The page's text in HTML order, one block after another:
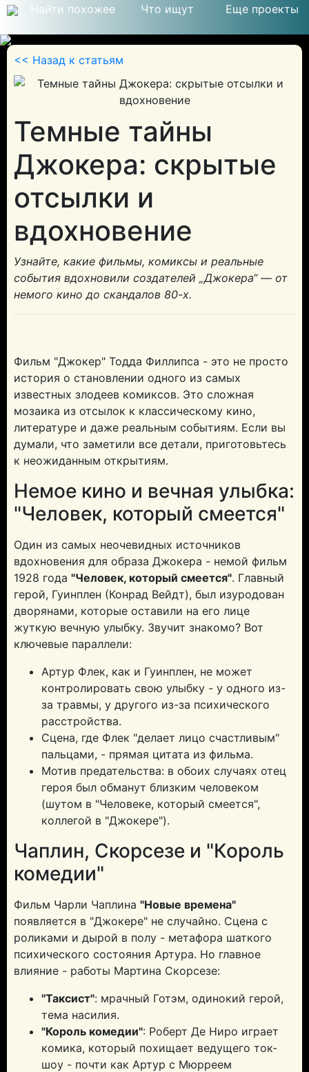
Найти похожее Что ищут Еще проекты
© 2026
<< Назад к статьям
Темные тайны
Джокера: скрытые
отсылки и
вдохновение
Узнайте, какие фильмы, комиксы и реальные
события вдохновили создателей „Джокера“ — от
немого кино до скандалов 80-х.
Фильм "Джокер" Тодда Филлипса - это не просто
история о становлении одного из самых
известных злодеев комиксов. Это сложная
мозаика из отсылок к классическому кино,
литературе и даже реальным событиям. Если вы
думали, что заметили все детали, приготовьтесь
к неожиданным открытиям.
Немое кино и вечная улыбка:
"Человек, который смеется"
Один из самых неочевидных источников
вдохновения для образа Джокера - немой фильм
1928 года "Человек, который смеется". Главный
герой, Гуинплен (Конрад Вейдт), был изуродован
дворянами, которые оставили на его лице
жуткую вечную улыбку. Звучит знакомо? Вот
ключевые параллели:
Артур Флек, как и Гуинплен, не может
контролировать свою улыбку - у одного из-
за травмы, у другого из-за психического
расстройства.
Сцена, где Флек "делает лицо счастливым"
пальцами, - прямая цитата из фильма.
Мотив предательства: в обоих случаях отец
героя был обманут близким человеком
(шутом в "Человеке, который смеется",
коллегой в "Джокере").
Чаплин, Скорсезе и "Король
комедии"
Фильм Чарли Чаплина "Новые времена"
появляется в "Джокере" не случайно. Сцена с
роликами и дырой в полу - метафора шаткого
психического состояния Артура. Но главное
влияние - работы Мартина Скорсезе:
"Таксист": мрачный Готэм, одинокий герой,
тема насилия.
"Король комедии": Роберт Де Ниро играет
комика, который похищает ведущего ток-
шоу - почти как Артур с Мюрреем